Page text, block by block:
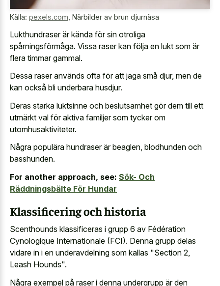
Källa: pexels.com Närbilder av brun djurnäsa
Lukthundraser är kända för sin otroliga
spårningsförmåga. Vissa raser kan följa en lukt som är
flera timmar gammal.
Dessa raser används ofta för att jaga små djur, men de
kan också bli underbara husdjur.
Deras starka luktsinne och beslutsamhet gör dem till ett
utmärkt val för aktiva familjer som tycker om
utomhusaktiviteter.
Några populära hundraser är beaglen, blodhunden och
basshunden.
For another approach, see: Sök- Och
Räddningsbälte För Hundar
Klassificering och historia
Scenthounds klassificeras i grupp 6 av Fédération
Cynologique Internationale (FCI). Denna grupp delas
vidare in i en underavdelning som kallas "Section 2,
Leash Hounds".
Några exempel på raser i denna undergrupp är den